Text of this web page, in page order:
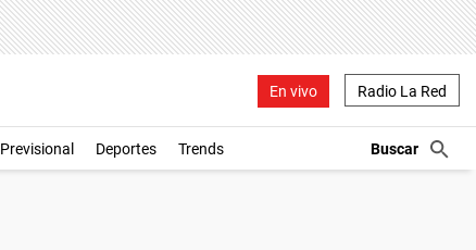
En vivo Radio La Red
Previsional Deportes Trends